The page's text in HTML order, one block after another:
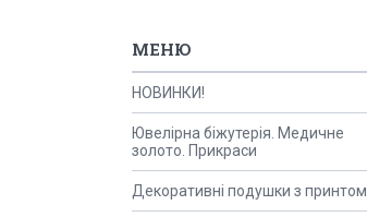
НОВИНКИ!
Ювелірна біжутерія. Медичне
золото. Прикраси
Декоративні подушки з принтом